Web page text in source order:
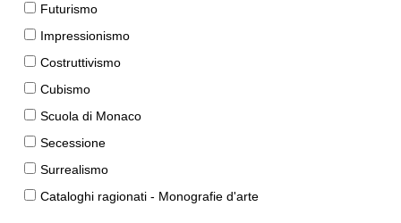
Futurismo
Impressionismo
Costruttivismo
Cubismo
Scuola di Monaco
Secessione
Surrealismo
Cataloghi ragionati - Monografie d'arte